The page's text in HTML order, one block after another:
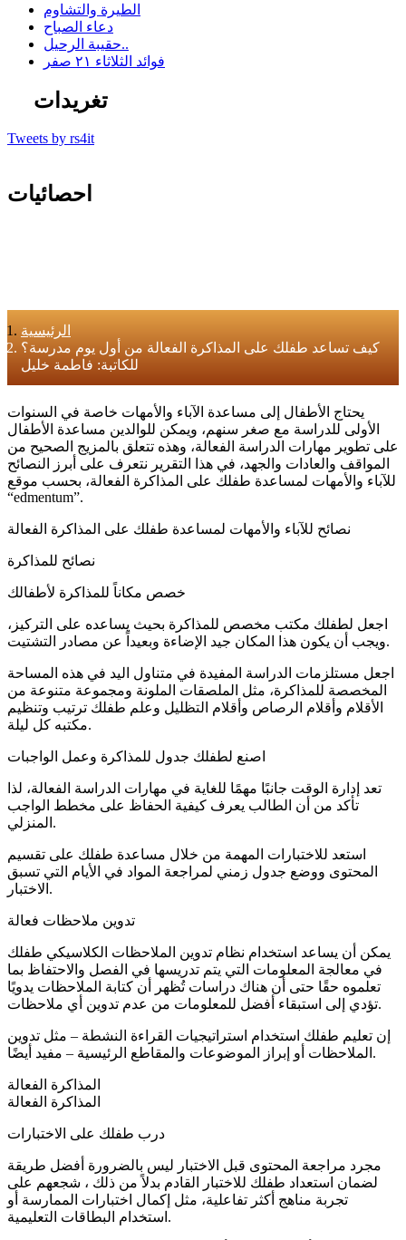
الطيرة والتشاوم
دعاء الصباح
حقيبة الرحيل..
فوائد الثلاثاء ٢١ صفر
تغريدات
Tweets by rs4it
احصائيات
الرئيسية
كيف تساعد طفلك على المذاكرة الفعالة من أول يوم مدرسة؟
للكاتبة: فاطمة خليل
يحتاج الأطفال إلى مساعدة الآباء والأمهات خاصة في السنوات
الأولى للدراسة مع صغر سنهم، ويمكن للوالدين مساعدة الأطفال
على تطوير مهارات الدراسة الفعالة، وهذه تتعلق بالمزيج الصحيح من
المواقف والعادات والجهد، في هذا التقرير نتعرف على أبرز النصائح
للآباء والأمهات لمساعدة طفلك على المذاكرة الفعالة، بحسب موقع
“edmentum”.
نصائح للآباء والأمهات لمساعدة طفلك على المذاكرة الفعالة
نصائح للمذاكرة
خصص مكاناً للمذاكرة لأطفالك
اجعل لطفلك مكتب مخصص للمذاكرة بحيث يساعده على التركيز،
ويجب أن يكون هذا المكان جيد الإضاءة وبعيداً عن مصادر التشتيت.
اجعل مستلزمات الدراسة المفيدة في متناول اليد في هذه المساحة
المخصصة للمذاكرة، مثل الملصقات الملونة ومجموعة متنوعة من
الأقلام وأقلام الرصاص وأقلام التظليل وعلم طفلك ترتيب وتنظيم
مكتبه كل ليلة.
اصنع لطفلك جدول للمذاكرة وعمل الواجبات
تعد إدارة الوقت جانبًا مهمًا للغاية في مهارات الدراسة الفعالة، لذا
تأكد من أن الطالب يعرف كيفية الحفاظ على مخطط الواجب
المنزلي.
استعد للاختبارات المهمة من خلال مساعدة طفلك على تقسيم
المحتوى ووضع جدول زمني لمراجعة المواد في الأيام التي تسبق
الاختبار.
تدوين ملاحظات فعالة
يمكن أن يساعد استخدام نظام تدوين الملاحظات الكلاسيكي طفلك
في معالجة المعلومات التي يتم تدريسها في الفصل والاحتفاظ بما
تعلموه حقًا حتى أن هناك دراسات تُظهر أن كتابة الملاحظات يدويًا
تؤدي إلى استبقاء أفضل للمعلومات من عدم تدوين أي ملاحظات.
إن تعليم طفلك استخدام استراتيجيات القراءة النشطة – مثل تدوين
الملاحظات أو إبراز الموضوعات والمقاطع الرئيسية – مفيد أيضًا.
المذاكرة الفعالة
المذاكرة الفعالة
درب طفلك على الاختبارات
مجرد مراجعة المحتوى قبل الاختبار ليس بالضرورة أفضل طريقة
لضمان استعداد طفلك للاختبار القادم بدلاً من ذلك ، شجعهم على
تجربة مناهج أكثر تفاعلية، مثل إكمال اختبارات الممارسة أو
استخدام البطاقات التعليمية.